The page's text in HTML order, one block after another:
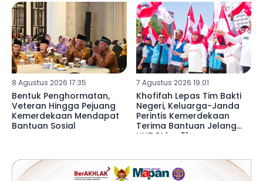
8 Agustus 2026 17:35
Bentuk Penghormatan,
Veteran Hingga Pejuang
Kemerdekaan Mendapat
Bantuan Sosial
7 Agustus 2026 19:01
Khofifah Lepas Tim Bakti
Negeri, Keluarga-Janda
Perintis Kemerdekaan
Terima Bantuan Jelang
HUT RI ke-81